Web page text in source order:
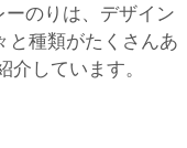
のりは、デザイン
と種類がたくさんあ
介しています。